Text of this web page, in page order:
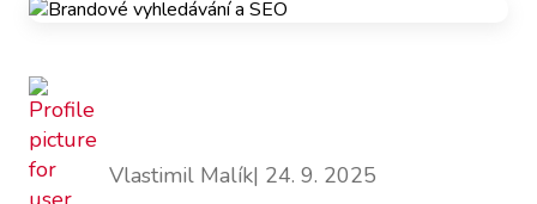
Vlastimil Malík| 24. 9. 2025